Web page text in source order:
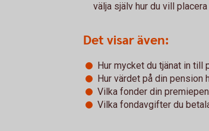
välja själv hur du vill
Det visar även:
Hur mycket du tjänat in till
Hur värdet på din pension
Vilka fonder din
Vilka fondavgifter du